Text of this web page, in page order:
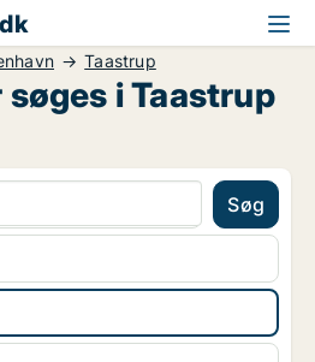
Taastrup
i Taastrup
Søg